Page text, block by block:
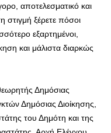
αποτελεσματικό και
ξέρετε πόσοι
εξαρτημένοι,
και μάλιστα διαρκώς
Δημόσιας
Δημόσιας Διοίκησης,
του Δημότη και της